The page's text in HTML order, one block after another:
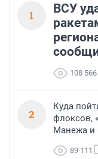
1
ВСУ
108 566
2
Куда
флоксов,
Манежа и
89 111